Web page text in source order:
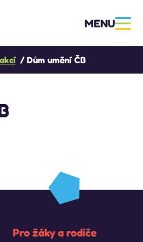
MENU
Dům umění ČB
Pro žáky a rodiče